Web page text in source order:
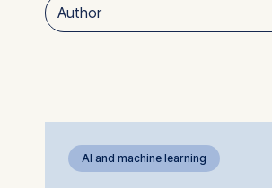
AI and machine learning